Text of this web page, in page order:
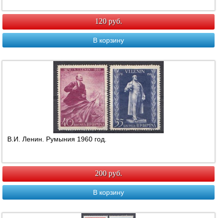
120 руб.
В корзину
В.И. Ленин. Румыния 1960 год.
200 руб.
В корзину